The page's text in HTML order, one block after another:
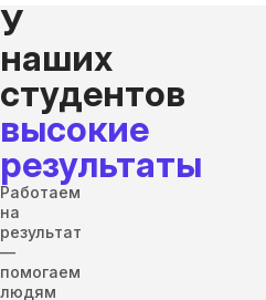
У
наших
студентов
высокие
результаты
Работаем
на
результат
—
помогаем
людям